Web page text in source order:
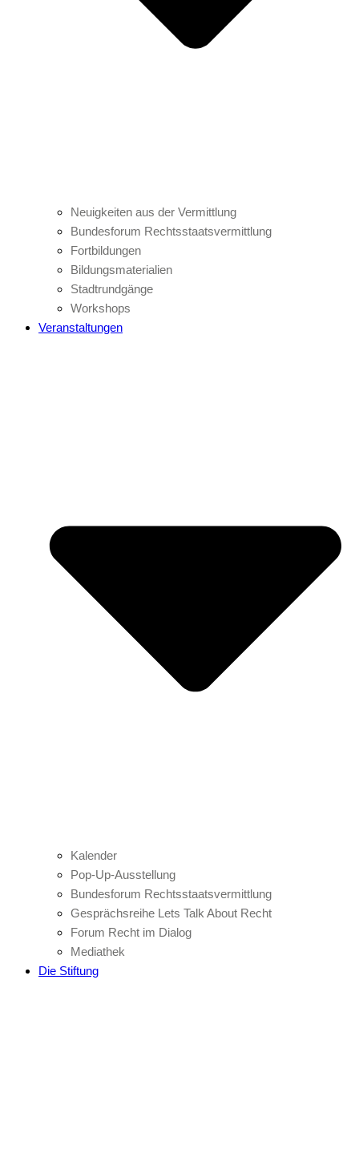
Neuigkeiten aus der Vermittlung
Bundesforum Rechtsstaatsvermittlung
Fortbildungen
Bildungsmaterialien
Stadtrundgänge
Workshops
Veranstaltungen
Kalender
Pop-Up-Ausstellung
Bundesforum Rechtsstaatsvermittlung
Gesprächsreihe Lets Talk About Recht
Forum Recht im Dialog
Mediathek
Die Stiftung